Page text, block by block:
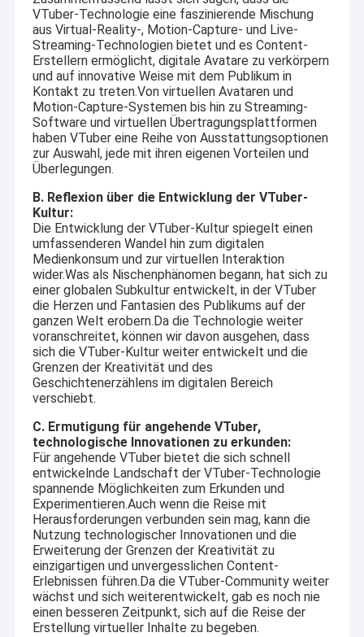
VTuber-Technologie eine faszinierende Mischung
aus Virtual-Reality-, Motion-Capture- und Live-
Streaming-Technologien bietet und es Content-
Erstellern ermöglicht, digitale Avatare zu verkörpern
und auf innovative Weise mit dem Publikum in
Kontakt zu treten.Von virtuellen Avataren und
Motion-Capture-Systemen bis hin zu Streaming-
Software und virtuellen Übertragungsplattformen
haben VTuber eine Reihe von Ausstattungsoptionen
zur Auswahl, jede mit ihren eigenen Vorteilen und
Überlegungen.
B. Reflexion über die Entwicklung der VTuber-
Kultur:
Die Entwicklung der VTuber-Kultur spiegelt einen
umfassenderen Wandel hin zum digitalen
Medienkonsum und zur virtuellen Interaktion
wider.Was als Nischenphänomen begann, hat sich zu
einer globalen Subkultur entwickelt, in der VTuber
die Herzen und Fantasien des Publikums auf der
ganzen Welt erobern.Da die Technologie weiter
voranschreitet, können wir davon ausgehen, dass
sich die VTuber-Kultur weiter entwickelt und die
Grenzen der Kreativität und des
Geschichtenerzählens im digitalen Bereich
verschiebt.
C. Ermutigung für angehende VTuber,
technologische Innovationen zu erkunden:
Für angehende VTuber bietet die sich schnell
entwickelnde Landschaft der VTuber-Technologie
spannende Möglichkeiten zum Erkunden und
Experimentieren.Auch wenn die Reise mit
Herausforderungen verbunden sein mag, kann die
Nutzung technologischer Innovationen und die
Erweiterung der Grenzen der Kreativität zu
einzigartigen und unvergesslichen Content-
Erlebnissen führen.Da die VTuber-Community weiter
wächst und sich weiterentwickelt, gab es noch nie
einen besseren Zeitpunkt, sich auf die Reise der
Erstellung virtueller Inhalte zu begeben.